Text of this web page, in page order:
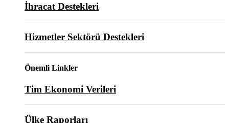
İhracat Destekleri
Hizmetler Sektörü Destekleri
Önemli Linkler
Tim Ekonomi Verileri
Ülke Raporları